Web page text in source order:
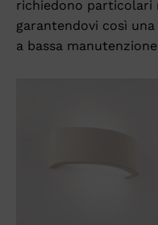
richiedono particolari
garantendovi così
a bassa